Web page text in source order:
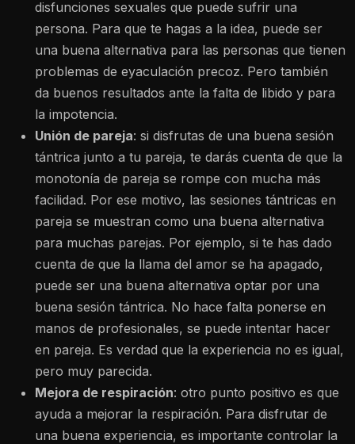
disfunciones sexuales que puede sufrir una
persona. Para que te hagas a la idea, puede ser
una buena alternativa para las personas que tienen
problemas de eyaculación precoz. Pero también
da buenos resultados ante la falta de libido y para
la impotencia.
Unión de pareja: si disfrutas de una buena sesión
tántrica junto a tu pareja, te darás cuenta de que la
monotonía de pareja se rompe con mucha más
facilidad. Por ese motivo, las sesiones tántricas en
pareja se muestran como una buena alternativa
para muchas parejas. Por ejemplo, si te has dado
cuenta de que la llama del amor se ha apagado,
puede ser una buena alternativa optar por una
buena sesión tántrica. No hace falta ponerse en
manos de profesionales, se puede intentar hacer
en pareja. Es verdad que la experiencia no es igual,
pero muy parecida.
Mejora de respiración: otro punto positivo es que
ayuda a mejorar la respiración. Para disfrutar de
una buena experiencia, es importante controlar la